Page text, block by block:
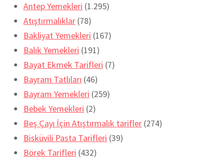
Antep Yemekleri (1.295)
Atıştırmalıklar (78)
Bakliyat Yemekleri (167)
Balık Yemekleri (191)
Bayat Ekmek Tarifleri (7)
Bayram Tatlıları (46)
Bayram Yemekleri (259)
Bebek Yemekleri (2)
Beş Çayı İçin Atıştırmalık tarifler (274)
Bisküvili Pasta Tarifleri (39)
Börek Tarifleri (432)